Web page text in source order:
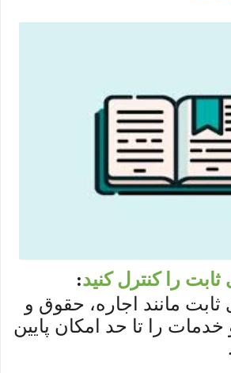
ثابت را کنترل کنید:
ثابت مانند اجاره، حقوق و
را تا حد امکان پایین